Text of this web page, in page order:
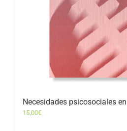
Necesidades psicosociales
15,00€